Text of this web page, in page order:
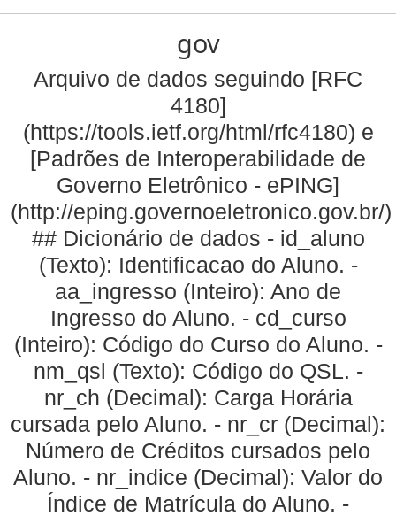
gov
Arquivo de dados seguindo [RFC
4180]
(https://tools.ietf.org/html/rfc4180) e
[Padrões de Interoperabilidade de
Governo Eletrônico - ePING]
(http://eping.governoeletronico.gov.br/)
## Dicionário de dados - id_aluno
(Texto): Identificacao do Aluno. -
aa_ingresso (Inteiro): Ano de
Ingresso do Aluno. - cd_curso
(Inteiro): Código do Curso do Aluno. -
nm_qsl (Texto): Código do QSL. -
nr_ch (Decimal): Carga Horária
cursada pelo Aluno. - nr_cr (Decimal):
Número de Créditos cursados pelo
Aluno. - nr_indice (Decimal): Valor do
Índice de Matrícula do Aluno. -